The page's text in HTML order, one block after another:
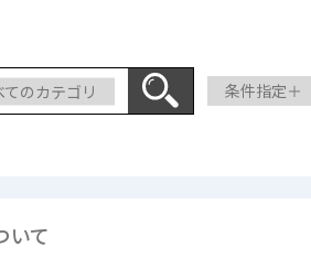
てのカテゴリ 条件指定＋
いて